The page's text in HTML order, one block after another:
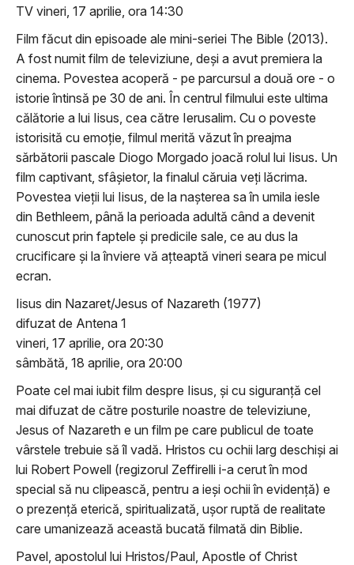
TV vineri, 17 aprilie, ora 14:30
Film făcut din episoade ale mini-seriei The Bible (2013).
A fost numit film de televiziune, deși a avut premiera la
cinema. Povestea acoperă - pe parcursul a două ore - o
istorie întinsă pe 30 de ani. În centrul filmului este ultima
călătorie a lui Iisus, cea către Ierusalim. Cu o poveste
istorisită cu emoție, filmul merită văzut în preajma
sărbătorii pascale Diogo Morgado joacă rolul lui Iisus. Un
film captivant, sfâșietor, la finalul căruia veți lăcrima.
Povestea vieții lui Iisus, de la nașterea sa în umila iesle
din Bethleem, până la perioada adultă când a devenit
cunoscut prin faptele și predicile sale, ce au dus la
crucificare și la înviere vă ațteaptă vineri seara pe micul
ecran.
Iisus din Nazaret/Jesus of Nazareth (1977)
difuzat de Antena 1
vineri, 17 aprilie, ora 20:30
sâmbătă, 18 aprilie, ora 20:00
Poate cel mai iubit film despre Iisus, și cu siguranță cel
mai difuzat de către posturile noastre de televiziune,
Jesus of Nazareth e un film pe care publicul de toate
vârstele trebuie să îl vadă. Hristos cu ochii larg deschişi ai
lui Robert Powell (regizorul Zeffirelli i-a cerut în mod
special să nu clipească, pentru a ieşi ochii în evidenţă) e
o prezenţă eterică, spiritualizată, uşor ruptă de realitate
care umanizează această bucată filmată din Biblie.
Pavel, apostolul lui Hristos/Paul, Apostle of Christ